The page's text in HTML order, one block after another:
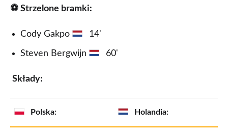
⚽ Strzelone bramki:
Cody Gakpo 14'
Steven Bergwijn 60'
Składy:
Polska: Holandia: